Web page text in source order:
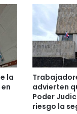
la
advierten
Poder
riesgo la